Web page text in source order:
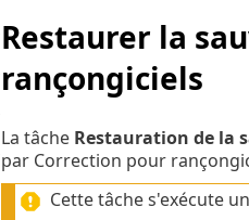
Restaurer la
rançongiciels
La tâche Restauration de la
par Correction pour
Cette tâche s'exécute